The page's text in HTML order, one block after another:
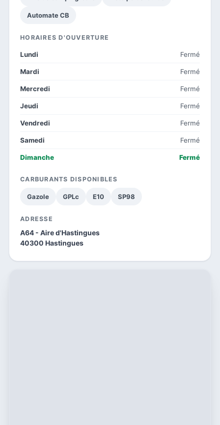
Automate CB
HORAIRES D'OUVERTURE
Lundi Fermé
Mardi Fermé
Mercredi Fermé
Jeudi Fermé
Vendredi Fermé
Samedi Fermé
Dimanche Fermé
CARBURANTS DISPONIBLES
Gazole GPLc E10 SP98
ADRESSE
A64 - Aire d'Hastingues
40300 Hastingues